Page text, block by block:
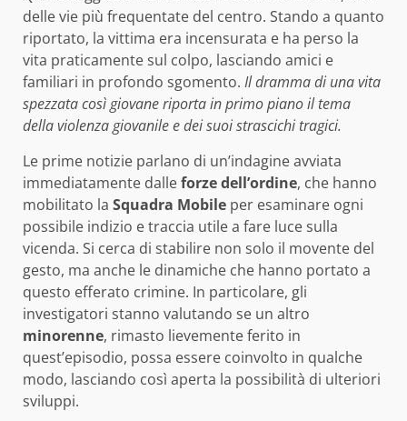
delle vie più frequentate del centro. Stando a quanto
riportato, la vittima era incensurata e ha perso la
vita praticamente sul colpo, lasciando amici e
familiari in profondo sgomento. Il dramma di una vita
spezzata così giovane riporta in primo piano il tema
della violenza giovanile e dei suoi strascichi tragici.
Le prime notizie parlano di un’indagine avviata
immediatamente dalleforze dell’ordine, che hanno
mobilitato la Squadra Mobile per esaminare ogni
possibile indizio e traccia utile a fare luce sulla
vicenda. Si cerca di stabilire non solo il movente del
gesto, ma anche le dinamiche che hanno portato a
questo efferato crimine. In particolare, gli
investigatori stanno valutando se un altro
minorenne, rimasto lievemente ferito in
quest’episodio, possa essere coinvolto in qualche
modo, lasciando così aperta la possibilità di ulteriori
sviluppi.